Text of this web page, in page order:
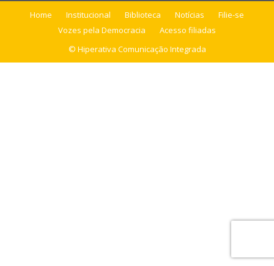
Home Institucional Biblioteca Notícias
Filie-se
Vozes pela Democracia
Acesso filiadas
© Hiperativa Comunicação Integrada